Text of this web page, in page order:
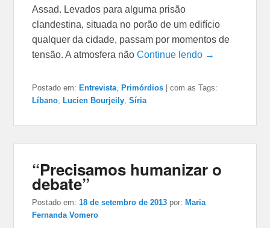
Assad. Levados para alguma prisão
clandestina, situada no porão de um edifício
qualquer da cidade, passam por momentos de
tensão. A atmosfera nãoContinue lendo →
Postado em: Entrevista, Primórdios |com as Tags:
Líbano, Lucien Bourjeily,Síria
“Precisamos humanizar o
debate”
Postado em:18 de setembro de 2013 por: Maria
Fernanda Vomero